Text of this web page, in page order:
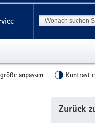
anpassen Kontrast
Information
Zurück